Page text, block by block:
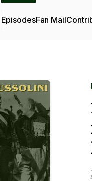
EpisodesFan Mail